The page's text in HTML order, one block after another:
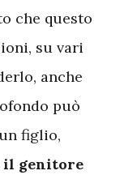
che questo
su vari
anche
può
figlio,
il genitore